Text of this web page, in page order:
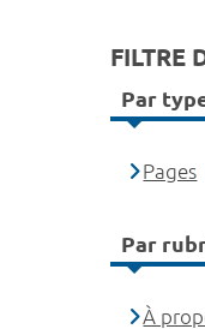
FILTRE
Par
Pages
Par
À